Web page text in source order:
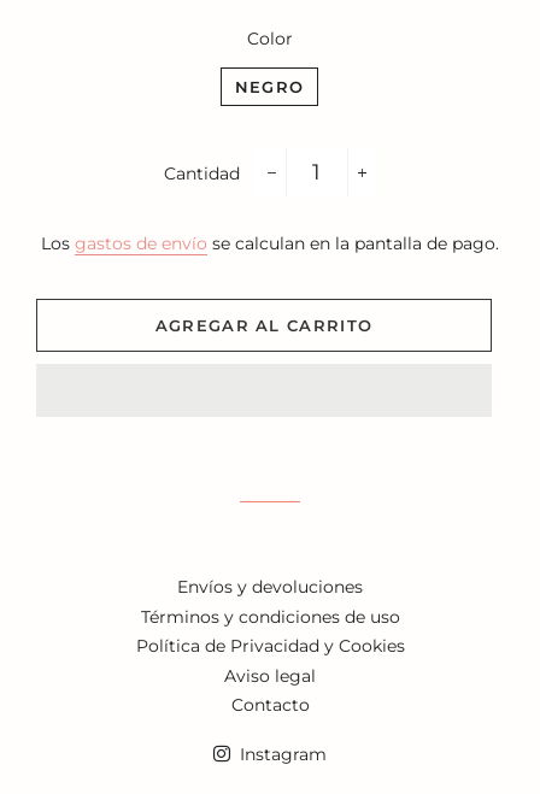
Color
NEGRO
Cantidad
Los gastos de envío se calculan en la pantalla de pago.
AGREGAR AL CARRITO
Envíos y devoluciones
Términos y condiciones de uso
Política de Privacidad y Cookies
Aviso legal
Contacto
Instagram